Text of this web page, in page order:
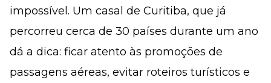
impossível. Um casal de Curitiba, que já
percorreu cerca de 30 países durante um ano
dá a dica: ficar atento às promoções de
passagens aéreas, evitar roteiros turísticos e